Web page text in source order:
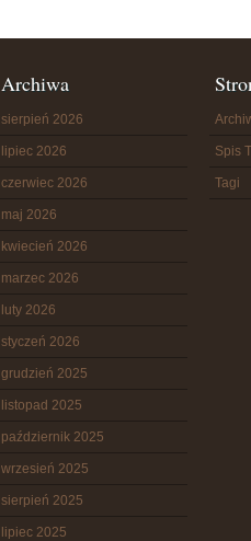
Archiwa
sierpień 2026
lipiec 2026
czerwiec 2026
maj 2026
kwiecień 2026
marzec 2026
luty 2026
styczeń 2026
grudzień 2025
listopad 2025
październik 2025
wrzesień 2025
sierpień 2025
lipiec 2025
Spis
Tagi